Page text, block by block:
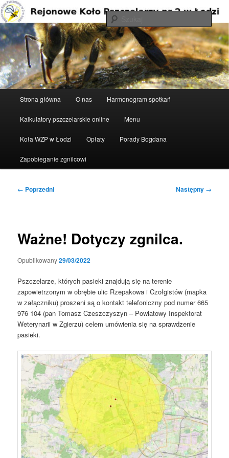
Przeskocz
do
tekstu
Rejonowe Koło Pszczelarzy nr 2 w
Łodzi
Strona główna O nas Harmonogram spotkań
Kalkulatory pszczelarskie online Menu
Koła WZP w Łodzi Opłaty Porady Bogdana
Zapobieganie zgnilcowi
Nawigacja
← Poprzedni Następny →
Ważne! Dotyczy zgnilca.
Opublikowany29/03/2022
Pszczelarze, których pasieki znajdują się na terenie
zapowietrzonym w obrębie ulic Rzepakowa i Czołgistów (mapka
w załączniku) proszeni są o kontakt telefoniczny pod numer 665
976 104 (pan Tomasz Czeszczyszyn – Powiatowy Inspektorat
Weterynarii w Zgierzu) celem umówienia się na sprawdzenie
pasieki.